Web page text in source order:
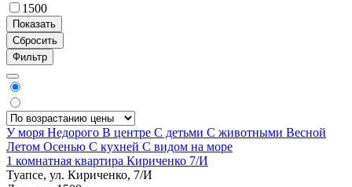
1500
Фильтр
У моря Недорого В центре С детьми С животными Весной
Летом Осенью С кухней С видом на море
1 комнатная квартира Кириченко 7/И
Туапсе, ул. Кириченко, 7/И